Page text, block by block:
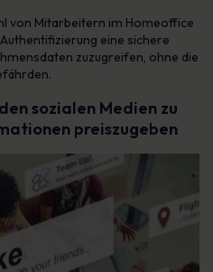
von Mitarbeitern im Homeoffice
eine sichere
zuzugreifen, ohne die
sozialen Medien zu
preiszugeben